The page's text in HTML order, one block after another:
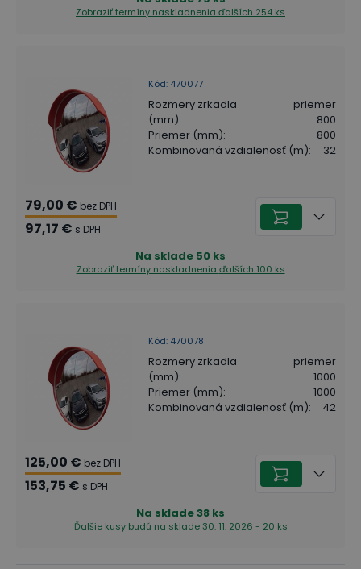
Zobraziť termíny naskladnenia ďalších 254 ks
Kód: 470077
Rozmery zrkadla
(mm):
priemer
800
Priemer (mm):
800
Kombinovaná vzdialenosť (m): 32
79,00 € bez DPH
97,17 € s DPH
Na sklade 50 ks
Zobraziť termíny naskladnenia ďalších 100 ks
Kód: 470078
Rozmery zrkadla
(mm):
priemer
1000
Priemer (mm):
1000
Kombinovaná vzdialenosť (m): 42
125,00 € bez DPH
153,75 € s DPH
Na sklade38 ks
Ďalšie kusy budú na sklade 30. 11. 2026 - 20 ks